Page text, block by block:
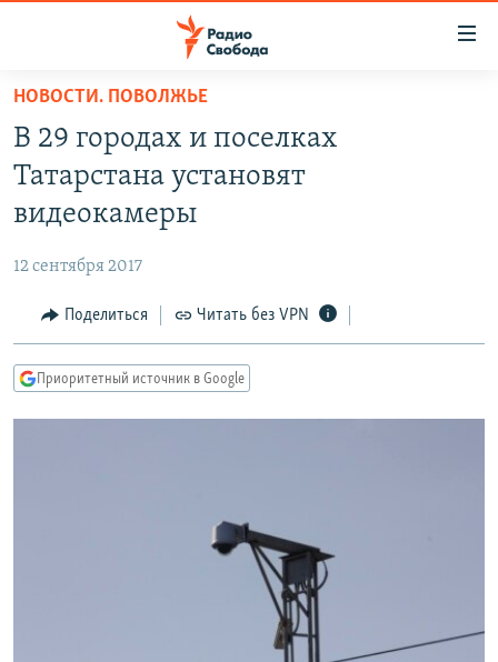
упрощенного
доступа
Вернуться
основному
Вернутся
Вернутся
ПОДКАСТЫ
АВТОРСКИЕ ПРОЕКТЫ
МНЕНИЯ
КУЛЬТУРА
КАВКАЗ.РЕАЛИИ
РАСПИСАНИЕ ВЕЩАНИЯ
ПОДПИШИТЕСЬ НА РАССЫЛКУ
НОВОСТИ. ПОВОЛЖЬЕ
В 29 городах и поселках
Татарстана установят
видеокамеры
12 сентября 2017
Поделиться Читать без VPN
Приоритетный источник в Google